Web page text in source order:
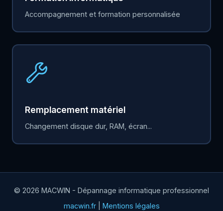
Accompagnement et formation personnalisée
Remplacement matériel
Changement disque dur, RAM, écran...
© 2026 MACWIN - Dépannage informatique professionnel
macwin.fr| Mentions légales